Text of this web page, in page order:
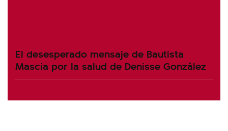
El desesperado mensaje de Bautista
Mascia por la salud de Denisse González